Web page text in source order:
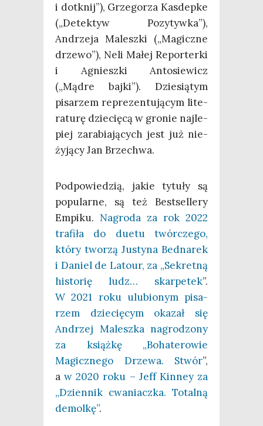
i dotknij”), Grze­go­rza Kas­dep­ke
(„Detek­tyw Pozy­tyw­ka”),
Andrze­ja Malesz­ki („Magicz­ne
drze­wo”), Neli Małej Repor­ter­ki
i Agniesz­ki Anto­sie­wicz
(„Mądre baj­ki”). Dzie­sią­tym
pisa­rzem repre­zen­tu­ją­cym lite­
ra­tu­rę dzie­cię­cą w gro­nie naj­le­
piej zara­bia­ją­cych jest już nie­
ży­ją­cy Jan Brzechwa.
Pod­po­wie­dzią, jakie tytu­ły są
popu­lar­ne, są też Best­sel­le­ry
Empi­ku. Nagro­da za rok 2022
tra­fi­ła do duetu twór­cze­go,
któ­ry two­rzą Justy­na Bed­na­rek
i Daniel de Lato­ur, za „Sekret­ną
histo­rię ludz… skar­pe­tek”.
W 2021 roku ulu­bio­nym pisa­
rzem dzie­cię­cym oka­zał się
Andrzej Malesz­ka nagro­dzo­ny
za książ­kę „Boha­te­ro­wie
Magicz­ne­go Drze­wa. Stwór”,
aw 2020 roku – Jeff Kin­ney za
„Dzien­nik cwa­niacz­ka. Total­ną
demol­kę”.